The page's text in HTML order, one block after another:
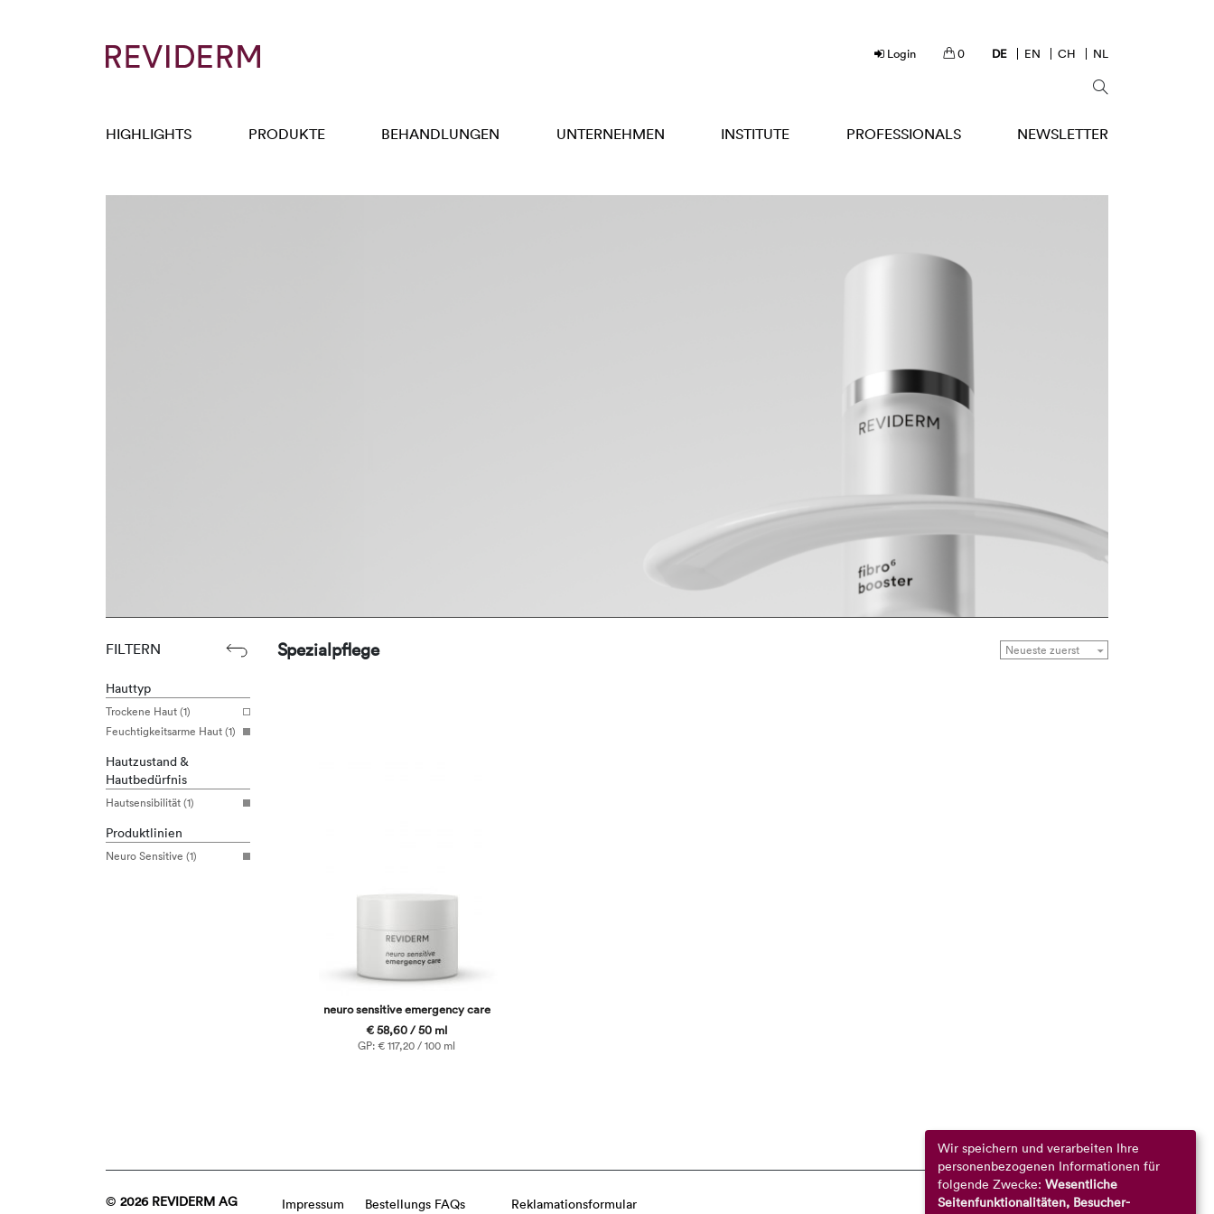
Login 0 DE EN CH NL
HIGHLIGHTS PRODUKTE BEHANDLUNGEN UNTERNEHMEN INSTITUTE PROFESSIONALS NEWSLETTER
FILTERN
Hauttyp
Trockene Haut (1)
Feuchtigkeitsarme Haut (1)
Hautzustand &
Hautbedürfnis
Hautsensibilität (1)
Produktlinien
Neuro Sensitive (1)
Spezialpflege
neuro sensitive emergency care
€ 58,60 / 50 ml
GP: € 117,20 / 100 ml
© 2026 REVIDERM AG Impressum Bestellungs FAQs Reklamationsformular
Wir speichern und verarbeiten Ihre
personenbezogenen Informationen für
folgende Zwecke: Wesentliche
Seitenfunktionalitäten, Besucher-